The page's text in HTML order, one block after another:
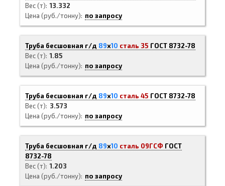
Вес (т) 13.332
Цена (руб./тонну)
по запросу
Труба бесшовная г/д 89х10 сталь 35 ГОСТ 8732-78
Вес (т) 1.85
Цена (руб./тонну)
по запросу
Труба бесшовная г/д 89х10 сталь 45 ГОСТ 8732-78
Вес (т)
3.573
Цена (руб./тонну)
по запросу
Труба бесшовная г/д 89х10 сталь 09ГСФ ГОСТ
8732-78
Вес (т) 1.203
Цена (руб./тонну)
по запросу